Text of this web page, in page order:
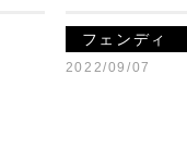
フェンディ
2022/09/07